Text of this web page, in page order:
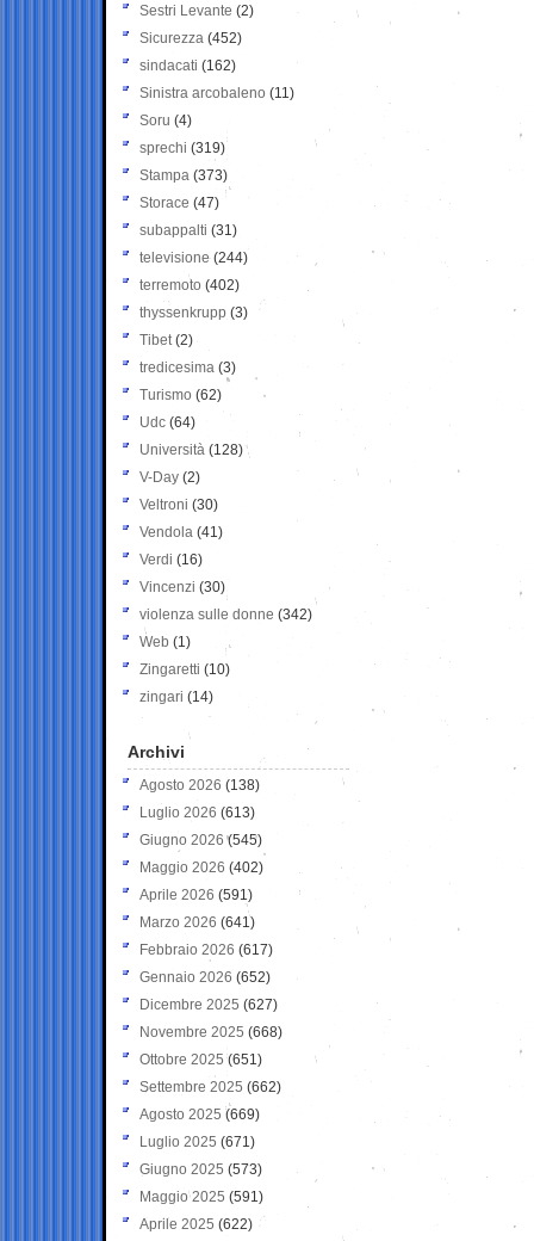
Sestri Levante (2)
Sicurezza (452)
sindacati (162)
Sinistra arcobaleno (11)
Soru (4)
sprechi (319)
Stampa (373)
Storace (47)
subappalti (31)
televisione(244)
terremoto (402)
thyssenkrupp (3)
Tibet(2)
tredicesima (3)
Turismo (62)
Udc (64)
Università (128)
V-Day (2)
Veltroni (30)
Vendola (41)
Verdi (16)
Vincenzi (30)
violenza sulle donne (342)
Web (1)
Zingaretti (10)
zingari (14)
Archivi
Agosto 2026 (138)
Luglio 2026 (613)
Giugno 2026 (545)
Maggio 2026 (402)
Aprile 2026 (591)
Marzo 2026 (641)
Febbraio 2026 (617)
Gennaio 2026 (652)
Dicembre 2025 (627)
Novembre 2025 (668)
Ottobre 2025 (651)
Settembre 2025 (662)
Agosto 2025 (669)
Luglio 2025 (671)
Giugno 2025 (573)
Maggio 2025 (591)
Aprile 2025 (622)